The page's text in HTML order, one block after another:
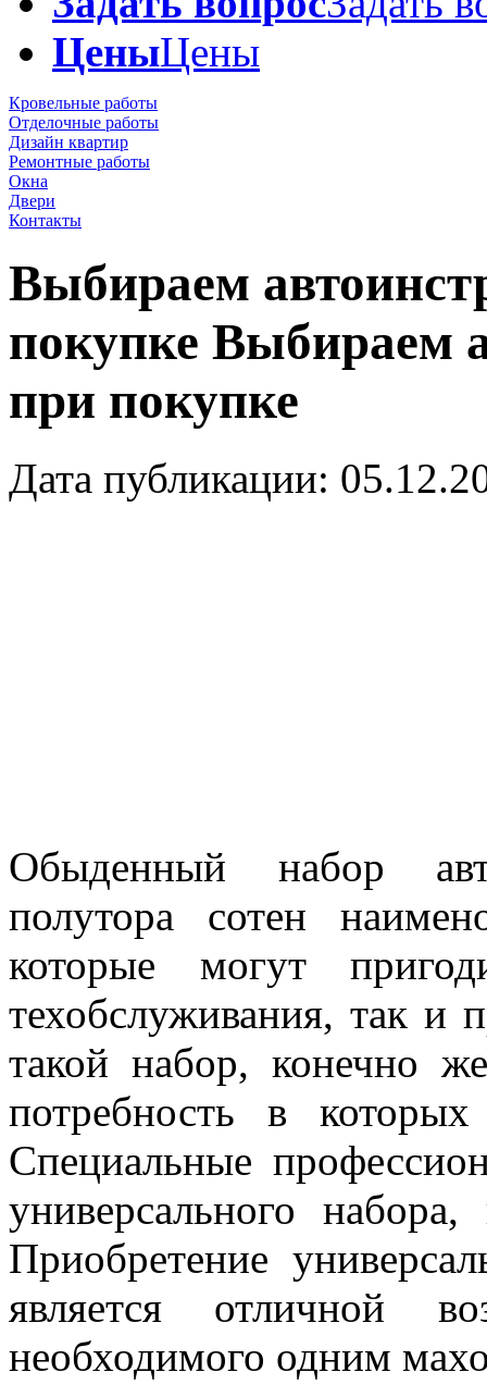
ЦеныЦены
Кровельные работы
Отделочные работы
Дизайн квартир
Ремонтные работы
Окна
Двери
Контакты
Выбираем
покупке Выбираем
при покупке
Дата публикации:
Обыденный набор
полутора сотен
которые могут
техобслуживания, так и
такой набор, конечно
потребность в которых
Специальные
универсального
Приобретение
является отличной
необходимого одним